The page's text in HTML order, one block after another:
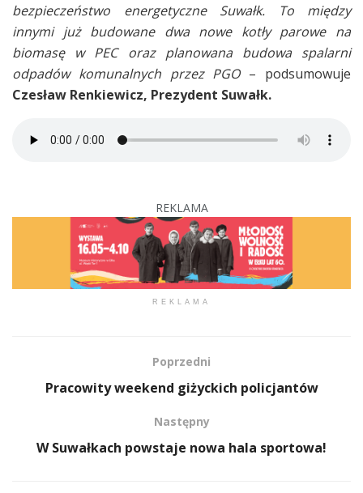
bezpieczeństwo energetyczne Suwałk. To między
innymi już budowane dwa nowe kotły parowe na
biomasę w PEC oraz planowana budowa spalarni
odpadów komunalnych przez PGO– podsumowuje
Czesław Renkiewicz, Prezydent Suwałk.
REKLAMA
REKLAMA
Poprzedni
Pracowity weekend giżyckich policjantów
Następny
W Suwałkach powstaje nowa hala sportowa!